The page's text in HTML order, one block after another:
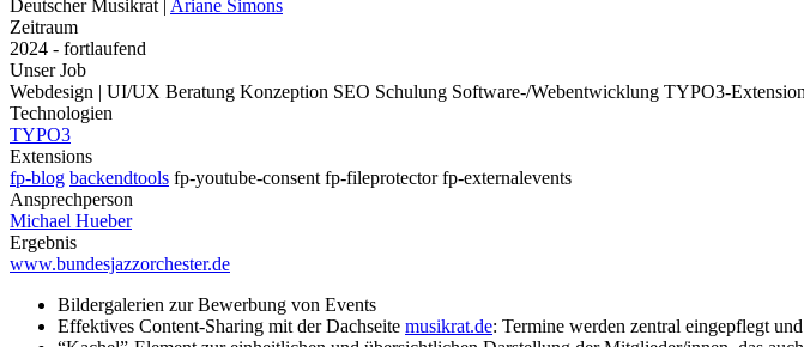
Deutscher Musikrat | Ariane Simons
Zeitraum
2024 - fortlaufend
Unser Job
Webdesign | UI/UX Beratung Konzeption SEO Schulung Software-/Webentwicklung TYPO3-Extension
Technologien
TYPO3
Extensions
fp-blog backendtools fp-youtube-consent fp-fileprotector fp-externalevents
Ansprechperson
Michael Hueber
Ergebnis
www.bundesjazzorchester.de
Bildergalerien zur Bewerbung von Events
Effektives Content-Sharing mit der Dachseite musikrat.de: Termine werden zentral eingepflegt